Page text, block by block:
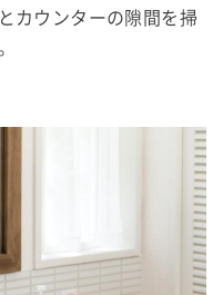
カウンターの隙間を掃